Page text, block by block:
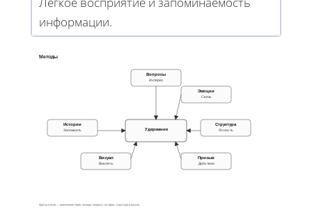
информации.
Методы
Вопросы
Интерес
Эмоции
Связь
Структура
Ясность
Призыв
Действие
Визуал
Вовлечь
Истории
Запомнить Удержание
Кратко и ясно — вовлечение через эмоции, вопросы, истории, структура и визуал.